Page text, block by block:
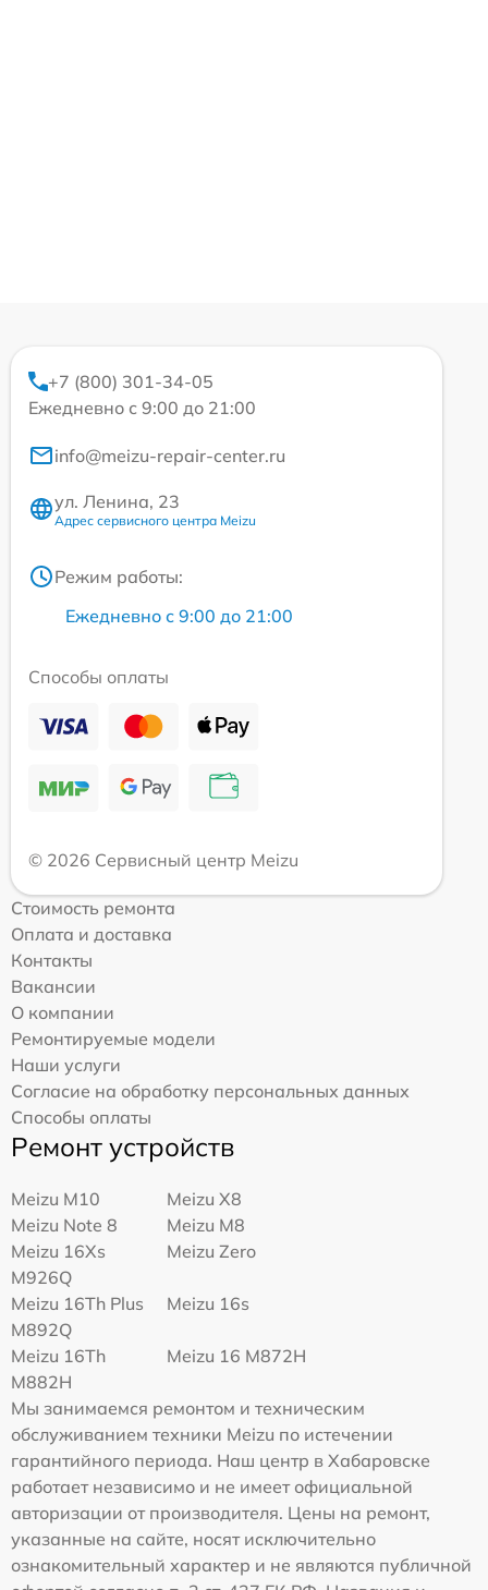
+7 (800) 301-34-05
Ежедневно с 9:00 до 21:00
info@meizu-repair-center.ru
ул. Ленина, 23
Адрес сервисного центра Meizu
Режим работы:
Ежедневно с 9:00 до 21:00
Способы оплаты
© 2026 Сервисный центр Meizu
Стоимость ремонта
Оплата и доставка
Контакты
Вакансии
О компании
Ремонтируемые модели
Наши услуги
Согласие на обработку персональных данных
Способы оплаты
Ремонт устройств
Meizu M10
Meizu X8
Meizu Note 8
Meizu M8
Meizu 16Xs
M926Q
Meizu Zero
Meizu 16Th Plus
M892Q
Meizu 16s
Meizu 16Th
M882H
Meizu 16 M872H
Мы занимаемся ремонтом и техническим
обслуживанием техники Meizu по истечении
гарантийного периода. Наш центр в Хабаровске
работает независимо и не имеет официальной
авторизации от производителя. Цены на ремонт,
указанные на сайте, носят исключительно
ознакомительный характер и не являются публичной